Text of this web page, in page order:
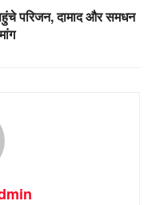
परिजन, दामाद और समधन